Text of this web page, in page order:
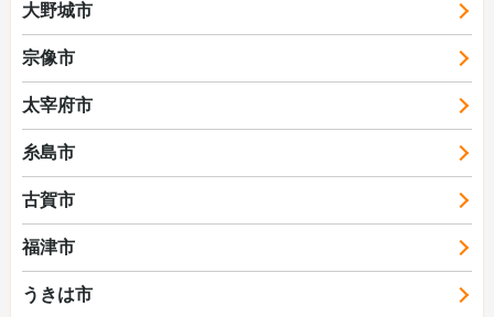
大野城市
宗像市
太宰府市
糸島市
古賀市
福津市
うきは市